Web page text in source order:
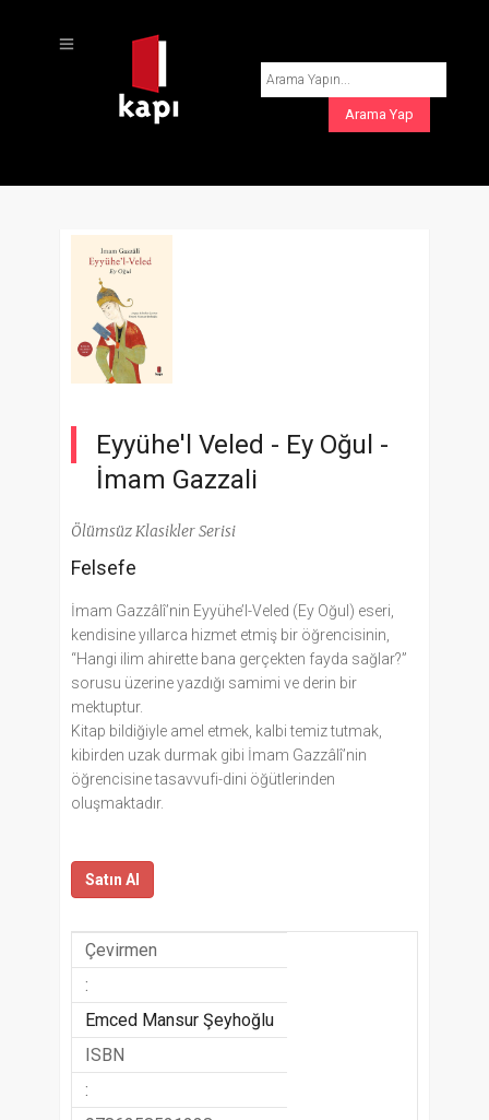
Eyyühe'l Veled - Ey Oğul -
İmam Gazzali
Ölümsüz Klasikler Serisi
Felsefe
İmam Gazzâlî’nin Eyyühe’l-Veled (Ey Oğul) eseri,
kendisine yıllarca hizmet etmiş bir öğrencisinin,
“Hangi ilim ahirette bana gerçekten fayda sağlar?”
sorusu üzerine yazdığı samimi ve derin bir
mektuptur.
Kitap bildiğiyle amel etmek, kalbi temiz tutmak,
kibirden uzak durmak gibi İmam Gazzâlî’nin
öğrencisine tasavvufi-dini öğütlerinden
oluşmaktadır.
Satın Al
Çevirmen
:
Emced Mansur Şeyhoğlu
ISBN
: